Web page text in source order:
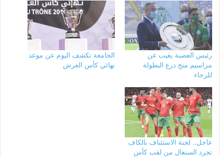
رئيس العصبة يغيب عن
مراسيم منح درع البطولة
للرجاء
الجامعة تكشف اليوم عن موعد
نهائي كأس العرش
عاجل.. لجنة الاستئناف بالكاف
تجرد السنغال من لقب كأس